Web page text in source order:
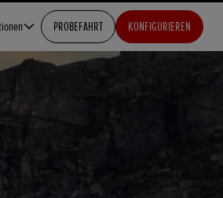
PROBEFAHRT KONFIGURIEREN